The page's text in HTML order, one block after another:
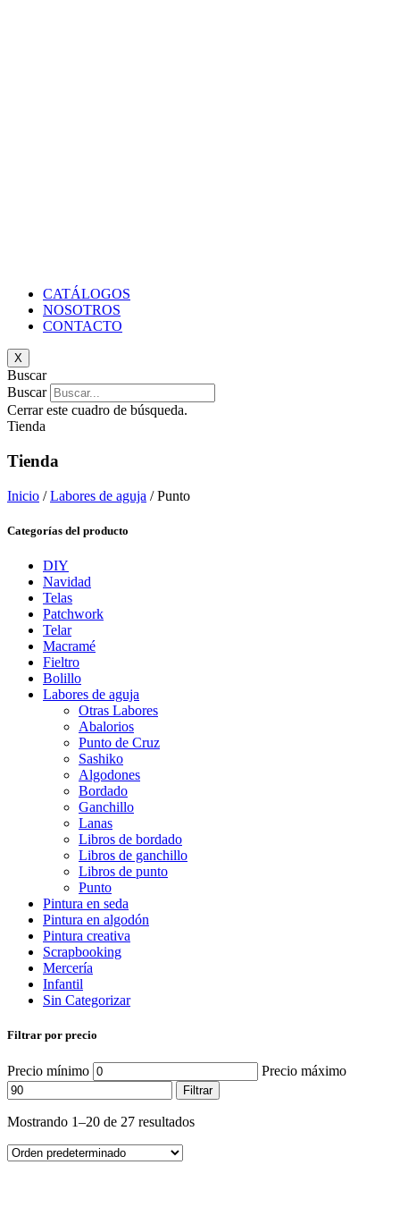
CATÁLOGOS
NOSOTROS
CONTACTO
X
Buscar
Buscar
Cerrar este cuadro de búsqueda.
Tienda
Tienda
Inicio /Labores de aguja / Punto
Categorías del producto
DIY
Navidad
Telas
Patchwork
Telar
Macramé
Fieltro
Bolillo
Labores de aguja
Otras Labores
Abalorios
Punto de Cruz
Sashiko
Algodones
Bordado
Ganchillo
Lanas
Libros de bordado
Libros de ganchillo
Libros de punto
Punto
Pintura en seda
Pintura en algodón
Pintura creativa
Scrapbooking
Mercería
Infantil
Sin Categorizar
Filtrar por precio
Precio mínimo Precio máximo
Filtrar
Mostrando 1–20 de 27 resultados